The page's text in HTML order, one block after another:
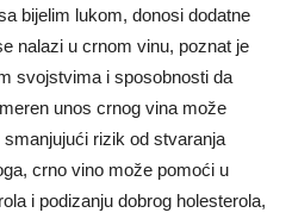
bijelim lukom, donosi dodatne
nalazi u crnom vinu, poznat je
svojstvima i sposobnosti da
unos crnog vina može
rizik od stvaranja
crno vino može pomoći u
i podizanju dobrog holesterola,